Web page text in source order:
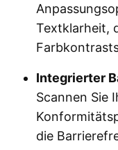
Textklarheit,
Integrierter
Scannen Sie
die